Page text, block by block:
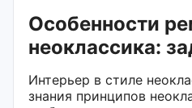
Особенности
неоклассика:
Интерьер в стиле
знания принципов